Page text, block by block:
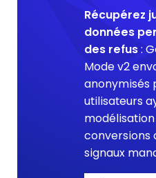
Récupérez
données
des refus:
Mode v2
anonymisés
utilisateurs
conversions
signaux